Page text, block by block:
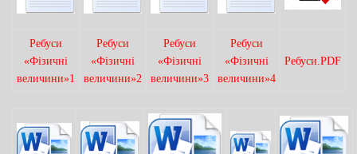
Ребуси
«Фізичні
величини»1
Ребуси
«Фізичні
величини»2
Ребуси
«Фізичні
величини»3
Ребуси
«Фізичні
величини»4
Ребуси.PDF